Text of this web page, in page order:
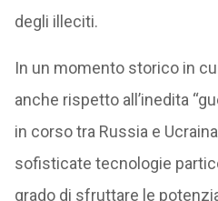
degli illeciti.
In un momento storico in
anche rispetto all’inedita
in corso tra Russia e
sofisticate tecnologie
grado di sfruttare le